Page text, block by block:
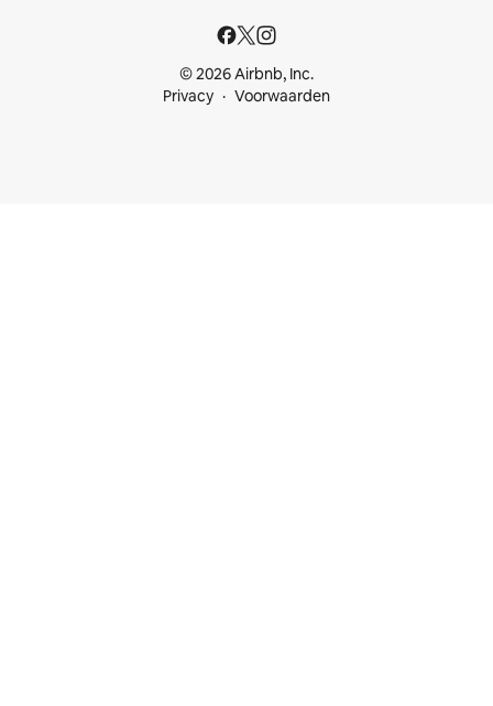
© 2026 Airbnb, Inc.
Privacy
Voorwaarden